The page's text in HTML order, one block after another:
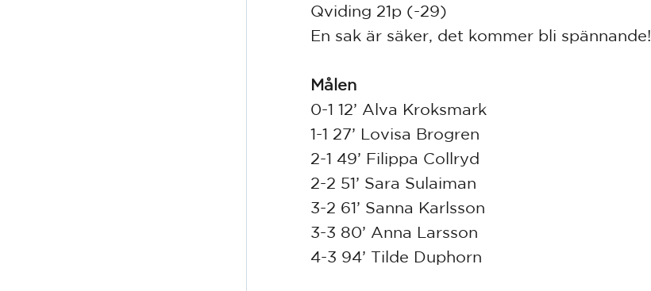
Qviding 21p (-29)
En sak är säker, det kommer bli spännande!
Målen
0-1 12’ Alva Kroksmark
1-1 27’ Lovisa Brogren
2-1 49’ Filippa Collryd
2-2 51’ Sara Sulaiman
3-2 61’ Sanna Karlsson
3-3 80’ Anna Larsson
4-3 94’ Tilde Duphorn